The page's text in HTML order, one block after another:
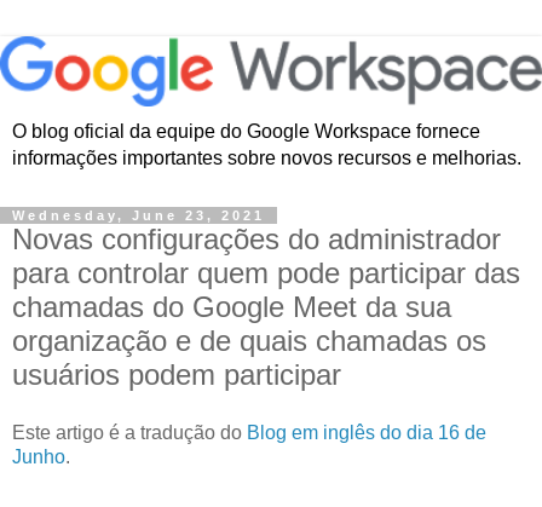
O blog oficial da equipe do Google Workspace fornece
informações importantes sobre novos recursos e melhorias.
Wednesday, June 23, 2021
Novas configurações do administrador
para controlar quem pode participar das
chamadas do Google Meet da sua
organização e de quais chamadas os
usuários podem participar
Este artigo é a tradução do Blog em inglês do dia 16 de
Junho.